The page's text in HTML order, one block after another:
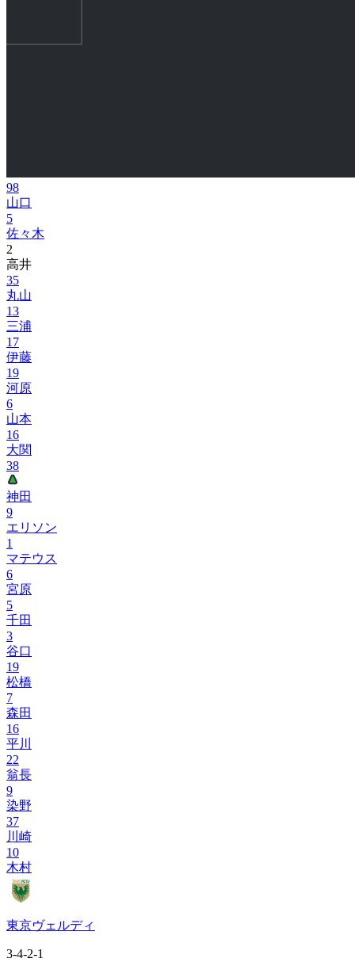
98
山口
5
佐々木
2
高井
35
丸山
13
三浦
17
伊藤
19
河原
6
山本
16
大関
38
神田
9
エリソン
1
マテウス
6
宮原
5
千田
3
谷口
19
松橋
7
森田
16
平川
22
翁長
9
染野
37
川崎
10
木村
東京ヴェルディ
3-4-2-1